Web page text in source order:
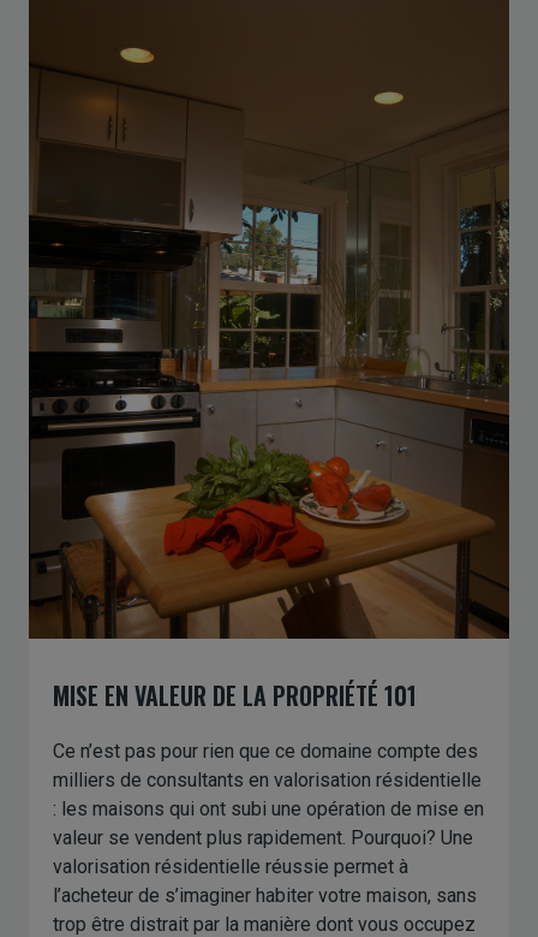
MISE EN VALEUR DE LA PROPRIÉTÉ 101
Ce n’est pas pour rien que ce domaine compte des
milliers de consultants en valorisation résidentielle
: les maisons qui ont subi une opération de mise en
valeur se vendent plus rapidement. Pourquoi? Une
valorisation résidentielle réussie permet à
l’acheteur de s’imaginer habiter votre maison, sans
trop être distrait par la manière dont vous occupez